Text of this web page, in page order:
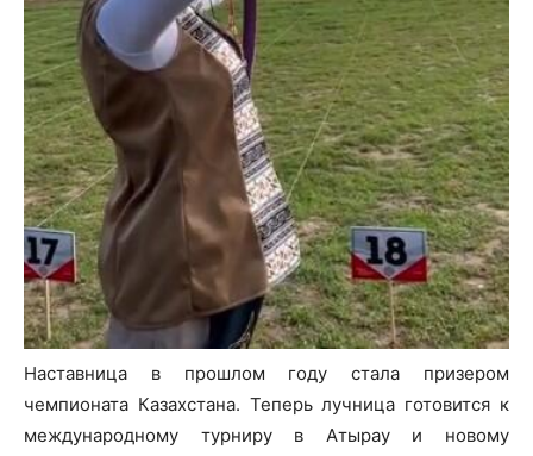
Наставница в прошлом году стала призером
чемпионата Казахстана. Теперь лучница готовится к
международному турниру в Атырау и новому